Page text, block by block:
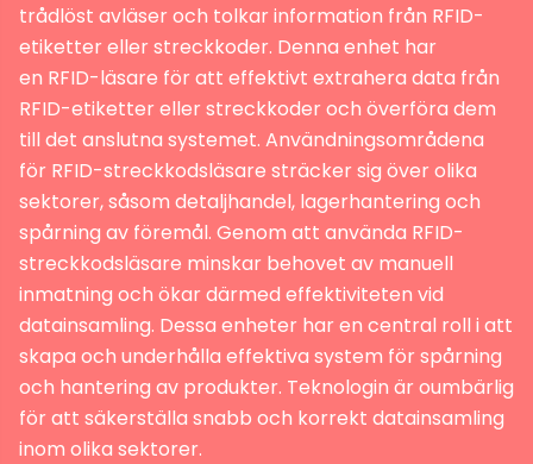
trådlöst avläser och tolkar information från RFID-
etiketter eller streckkoder. Denna enhet har
en RFID-läsare för att effektivt extrahera data från
RFID-etiketter eller streckkoder och överföra dem
till det anslutna systemet. Användningsområdena
för RFID-streckkodsläsare sträcker sig över olika
sektorer, såsom detaljhandel, lagerhantering och
spårning av föremål. Genom att använda RFID-
streckkodsläsare minskar behovet av manuell
inmatning och ökar därmed effektiviteten vid
datainsamling. Dessa enheter har en central roll i att
skapa och underhålla effektiva system för spårning
och hantering av produkter. Teknologin är oumbärlig
för att säkerställa snabb och korrekt datainsamling
inom olika sektorer.